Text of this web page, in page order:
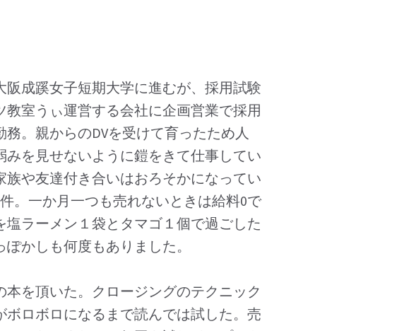
成蹊女子短期大学に進むが、採用試験
室うぃ運営する会社に企画営業で採用
。親からのDVを受けて育ったため人
を見せないように鎧をきて仕事してい
や友達付き合いはおろそかになってい
。一か月一つも売れないときは給料0で
ラーメン１袋とタマゴ１個で過ごした
かしも何度もありました。
を頂いた。クロージングのテクニック
ロボロになるまで読んでは試した。売